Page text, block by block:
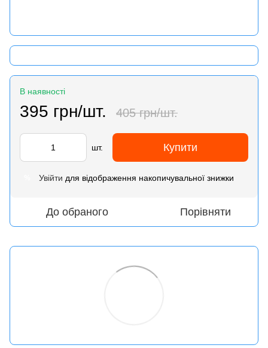
В наявності
395 грн/шт. 405 грн/шт.
шт. Купити
Увійти для відображення накопичувальної знижки
До обраного Порівняти